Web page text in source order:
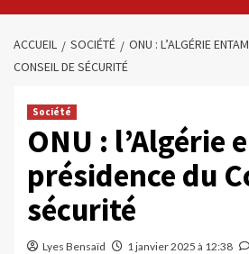
ACCUEIL SOCIÉTÉ
ONU : L’ALGÉRIE
CONSEIL DE SÉCURITÉ
Société
ONU : l’Algérie
présidence du
sécurité
Lyes Bensaïd 1 janvier 2025 à 12:38